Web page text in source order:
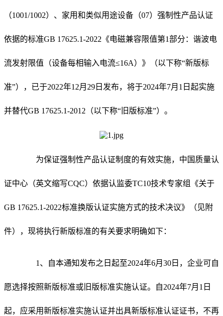
（1001/1002）、家用和类似用途设备（07）强制性产品认证
依据的标准GB 17625.1-2022《电磁兼容限值第1部分：谐波电
流发射限值（设备每相输入电流≤16A）》（以下称“新版标
准”），已于2022年12月29日发布，将于2024年7月1日起实施
并替代GB 17625.1-2012（以下称“旧版标准”）。
为保证强制性产品认证制度的有效实施，中国质量认
证中心（英文缩写CQC）依据认监委TC10技术专家组《关于
GB 17625.1-2022标准换版认证实施方式的技术决议》（见附
件），现将执行新版标准的有关要求明确如下：
1、自本通知发布之日起至2024年6月30日，企业可自
愿选择按照新版标准或旧版标准实施认证。自2024年7月1日
起，应采用新版标准实施认证并出具新版标准认证证书，不再